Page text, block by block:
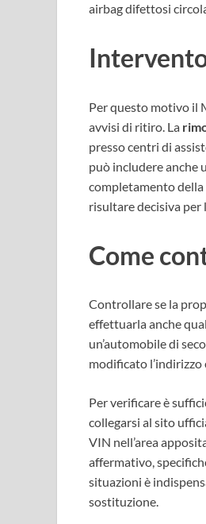
airbag difettosi
Per questo motivo il
avvisi di ritiro. La
presso centri di
può includere anche
completamento della
risultare decisiva per
Come
Controllare se la
effettuarla anche
un’automobile di
modificato l’indirizzo
Per verificare è
collegarsi al sito
VIN nell’area
affermativo,
situazioni è
sostituzione.